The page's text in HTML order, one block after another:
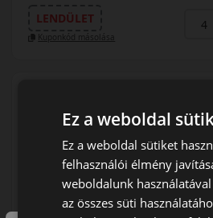
LENDÜLET
Kuponkód másolása
NYÁRI GUMI
RoadHawk 2
215/65R17 (99) V
Ez a weboldal
Ez a weboldal sütiket
felhasználói élmény
weboldalunk
az összes süti